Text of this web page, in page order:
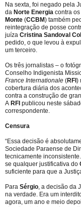
Na sexta, foi negado pela
da Norte Energia contra
Monte (CCBM) também
reintegração de posse
juíza Cristina Sandoval
pedido, o que levou à
um terceiro.
Os três jornalistas – o
Conselho Indigenista
France Internationale (RFI)
cobertura diária dos
contra a construção de
A RFI publicou neste
correspondente.
Censura
“Essa decisão é
Sociedade Paraense de
tecnicamente
se qualquer justificativa do
suficiente para que a
Para Sérgio , a decisão da
na verdade. Era um
agora, um ano e meio